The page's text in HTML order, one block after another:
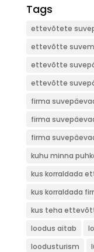
Tags
ettevõtete
ettevõtte
ettevõtte
ettevõtte
firma
firma
firma
kuhu minna
kus korraldada
kus korraldada
kus teha
loodus aitab
loodusturism